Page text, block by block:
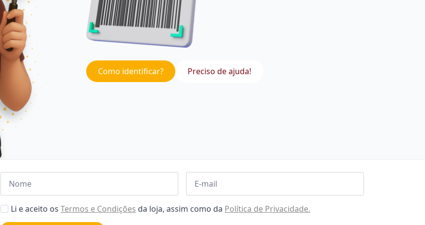
Como identificar? Preciso de ajuda!
Nome Email
Aceitar
Li e aceito os Termos e Condições da loja, assim como da Política de Privacidade.